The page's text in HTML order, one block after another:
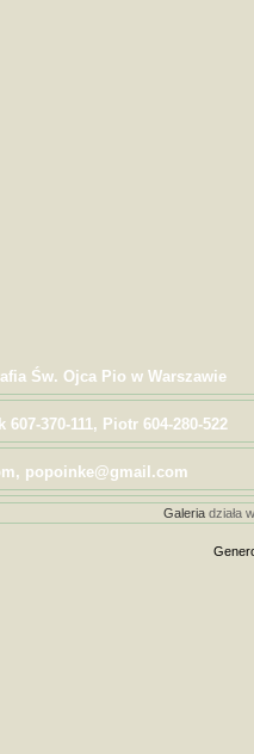
Św. Ojca Pio w Warszawie
370-111, Piotr 604-280-522
popoinke@gmail.com
Galeriadziała